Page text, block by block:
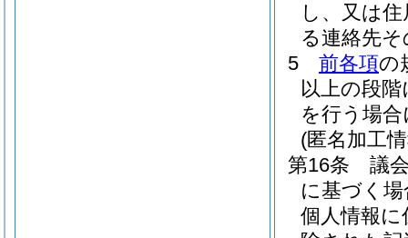
し、又は
る連絡先
5
前各項の
以上の段
を行う場
(匿名加工
第16条
議
に基づく
個人情報